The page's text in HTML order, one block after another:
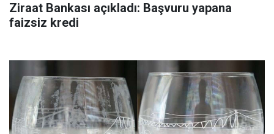
Ziraat Bankası açıkladı: Başvuru yapana
faizsiz kredi